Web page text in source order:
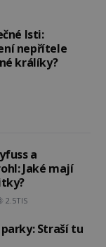
lsti:
nepřítele
králíky?
a
Jaké mají
2.5TIS
Straší tu